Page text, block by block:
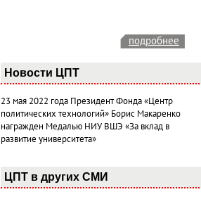
подробнее
Новости ЦПТ
23 мая 2022 года Президент Фонда «Центр
политических технологий» Борис Макаренко
награжден Медалью НИУ ВШЭ «За вклад в
развитие университета»
ЦПТ в других СМИ